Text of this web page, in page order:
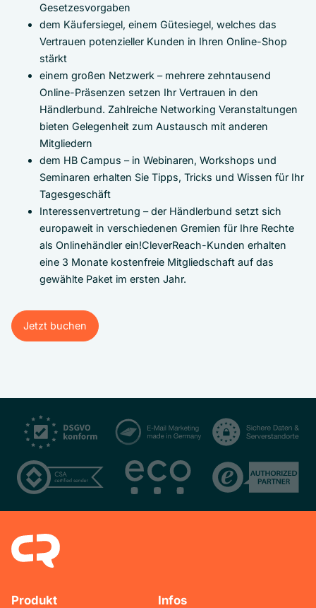
Gesetzesvorgaben
dem Käufersiegel, einem Gütesiegel, welches das
Vertrauen potenzieller Kunden in Ihren Online-Shop
stärkt
einem großen Netzwerk – mehrere zehntausend
Online-Präsenzen setzen Ihr Vertrauen in den
Händlerbund. Zahlreiche Networking Veranstaltungen
bieten Gelegenheit zum Austausch mit anderen
Mitgliedern
dem HB Campus – in Webinaren, Workshops und
Seminaren erhalten Sie Tipps, Tricks und Wissen für Ihr
Tagesgeschäft
Interessenvertretung – der Händlerbund setzt sich
europaweit in verschiedenen Gremien für Ihre Rechte
als Onlinehändler ein!CleverReach-Kunden erhalten
eine 3 Monate kostenfreie Mitgliedschaft auf das
gewählte Paket im ersten Jahr.
Jetzt buchen
Jetzt buchen
Produkt Infos